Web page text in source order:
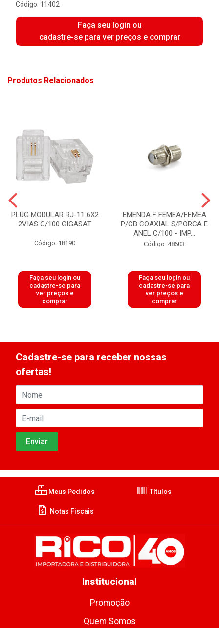
Código: 11402
Faça seu login ou
cadastre-se para ver preços e comprar
Produtos Relacionados
PLUG MODULAR RJ-11 6X2
2VIAS C/100 GIGASAT
Código: 18190
Faça seu login ou
cadastre-se para
ver preços e
comprar
EMENDA F FEMEA/FEMEA
P/CB COAXIAL S/PORCA E
ANEL C/100 - IMP...
Código: 48603
Faça seu login ou
cadastre-se para
ver preços e
comprar
Cadastre-se para receber nossas
ofertas!
Meus Pedidos Títulos
Notas Fiscais
Institucional
Promoção
Quem Somos